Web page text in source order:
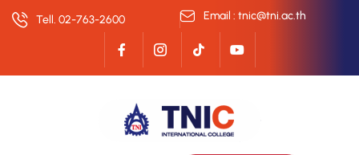
Tell. 02-763-2600 Email : tnic@tni.ac.th